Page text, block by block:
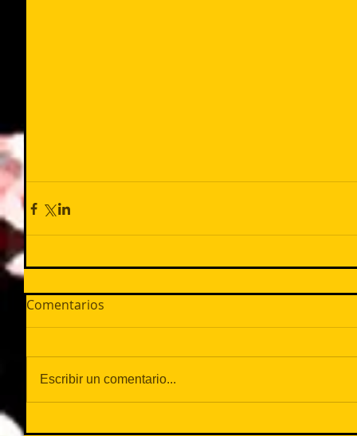
Comentarios
Escribir un comentario...